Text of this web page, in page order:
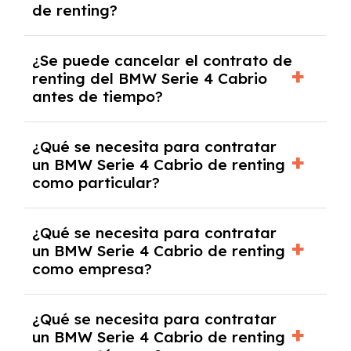
mensuales.
de renting?
tendrás que pagar ningún tipo de entrada
salvo en casos que lo exija el proveedor
debido al resultado del estudio de viabilidad
económica.
¿Se puede cancelar el contrato de
renting del BMW Serie 4 Cabrio
antes de tiempo?
pero puede haber penalizaciones por
cancelación anticipada. Es importante revisar
las condiciones del contrato y hablar con un
experto que te asesore.
¿Qué se necesita para contratar
un BMW Serie 4 Cabrio de renting
como particular?
y, en algunos casos, una consulta de solvencia
crediticia y un pago inicial.
¿Qué se necesita para contratar
un BMW Serie 4 Cabrio de renting
como empresa?
documentación financiera y, en algunos
casos, un informe de solvencia de la empresa
¿Qué se necesita para contratar
un BMW Serie 4 Cabrio de renting